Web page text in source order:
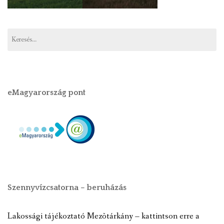
eMagyarország pont
Szennyvízcsatorna – beruházás
Lakossági tájékoztató Mezõtárkány – kattintson erre a